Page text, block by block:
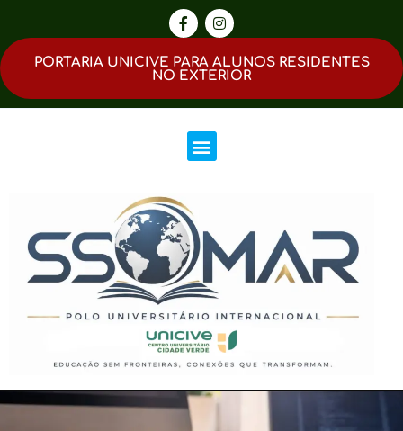
PORTARIA UNICIVE PARA ALUNOS RESIDENTES
NO EXTERIOR